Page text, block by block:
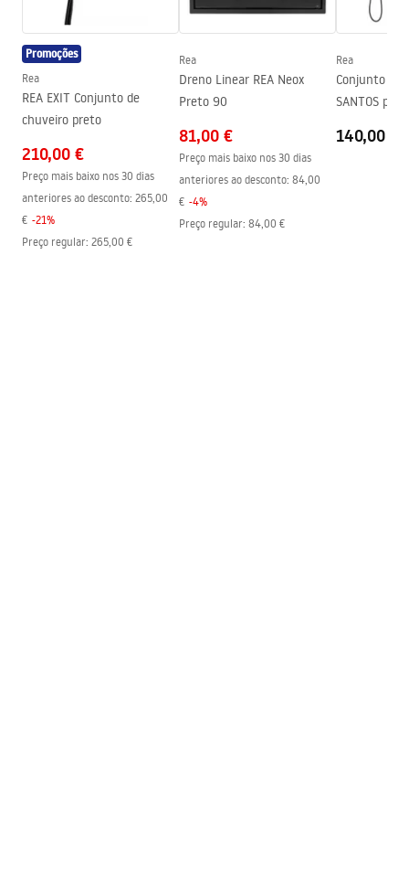
Altura (mm)
2005mm
Direção da cabina
Garantia
24 meses
Revestimento Fácil e Limpo
Sim, num dos lados do vidro
Instrukcja_Hugo_double_PL.pdf
Promoções
Rea
REA EXIT Conjunto de
chuveiro preto
210,00 €
Preço mais baixo nos 30 dias
anteriores ao desconto: 265,00
€ -21%
Preço regular: 265,00 €
Rea
Dreno Linear REA Neox
Preto 90
81,00 €
Preço mais baixo nos 30 dias
anteriores ao desconto: 84,00
€ -4%
Preço regular: 84,00 €
Rea
Conjunto de
SANTOS
140,00 €